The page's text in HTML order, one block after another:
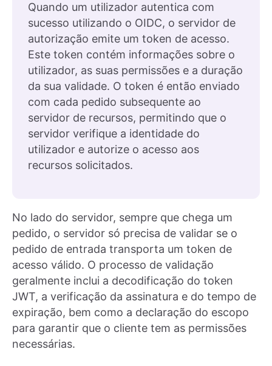
Quando um utilizador autentica com
sucesso utilizando o OIDC, o servidor de
autorização emite um token de acesso.
Este token contém informações sobre o
utilizador, as suas permissões e a duração
da sua validade. O token é então enviado
com cada pedido subsequente ao
servidor de recursos, permitindo que o
servidor verifique a identidade do
utilizador e autorize o acesso aos
recursos solicitados.
No lado do servidor, sempre que chega um
pedido, o servidor só precisa de validar se o
pedido de entrada transporta um token de
acesso válido. O processo de validação
geralmente inclui a decodificação do token
JWT, a verificação da assinatura e do tempo de
expiração, bem como a declaração do escopo
para garantir que o cliente tem as permissões
necessárias.